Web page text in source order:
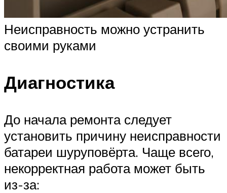
Неисправность можно устранить
своими руками
Диагностика
До начала ремонта следует
установить причину неисправности
батареи шуруповёрта. Чаще всего,
некорректная работа может быть
из-за: